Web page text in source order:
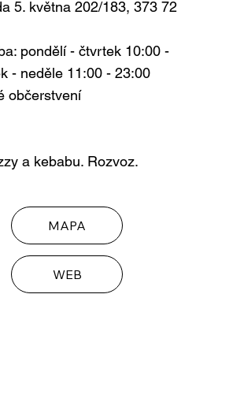
5. května 202/183, 373 72
pondělí - čtvrtek 10:00 -
- neděle 11:00 - 23:00
občerstvení
a kebabu. Rozvoz.
MAPA
WEB